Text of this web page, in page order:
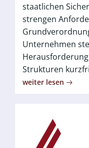
staatlichen
strengen
Unternehmen
Strukturen
weiter lesen